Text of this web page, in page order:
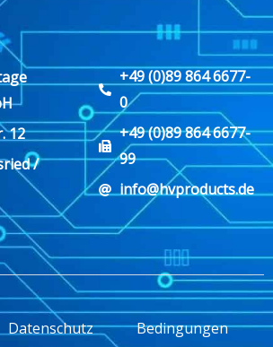
12
/
+49 (0)89 864 6677-
0
+49 (0)89 864 6677-
99
info@hvproducts.de
Datenschutz Bedingungen